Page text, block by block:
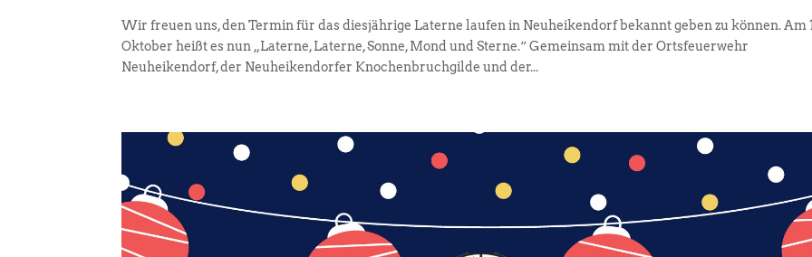
Wir freuen uns, den Termin für das diesjährige Laterne laufen in Neuheikendorf bekannt geben zu können. Am
Oktober heißt es nun „Laterne, Laterne, Sonne, Mond und Sterne.“ Gemeinsam mit der Ortsfeuerwehr
Neuheikendorf, der Neuheikendorfer Knochenbruchgilde und der...